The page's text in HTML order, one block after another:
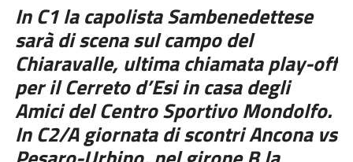
In C1 la capolista Sambenedettese
sarà di scena sul campo del
Chiaravalle, ultima chiamata play-off
per il Cerreto d’Esi in casa degli
Amici del Centro Sportivo Mondolfo.
In C2/A giornata di scontri Ancona vs